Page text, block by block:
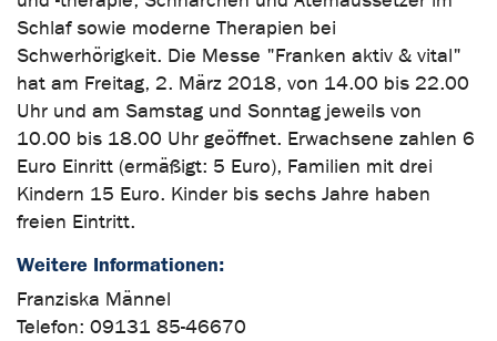
Schlaf sowie moderne Therapien bei
Schwerhörigkeit. Die Messe "Franken aktiv & vital"
hat am Freitag, 2. März 2018, von 14.00 bis 22.00
Uhr und am Samstag und Sonntag jeweils von
10.00 bis 18.00 Uhr geöffnet. Erwachsene zahlen 6
Euro Einritt (ermäßigt: 5 Euro), Familien mit drei
Kindern 15 Euro. Kinder bis sechs Jahre haben
freien Eintritt.
Weitere Informationen:
Franziska Männel
Telefon: 09131 85-46670